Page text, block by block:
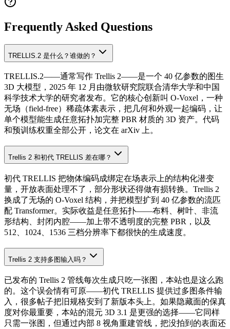
Frequently Asked Questions
TRELLIS.2 是什么？谁做的？
TRELLIS.2——通常写作 Trellis 2——是一个 40 亿参数的图生
3D 大模型，2025 年 12 月由微软研究院联合清华大学和中国
科学技术大学的研究者发布。它的核心创新叫 O-Voxel，一种
无场（field-free）稀疏体素表示，把几何和外观一起编码，让
单个模型能生成任意拓扑加完整 PBR 材质的 3D 资产。代码
和预训练权重全部公开，论文在 arXiv 上。
Trellis 2 和初代 TRELLIS 差在哪？
初代 TRELLIS 把物体编码成绑定在场表示上的结构化潜变
量，开放表面处理不了，部分形状还得做有损转换。Trellis 2
换成了无场的 O-Voxel 结构，并把模型扩到 40 亿参数的流匹
配 Transformer。实际收益是任意拓扑——布料、树叶、非流
形结构、封闭内腔——加上带不透明度的完整 PBR，以及
512、1024、1536 三档分辨率下都很快的生成速度。
Trellis 2 支持多图输入吗？
已发布的 Trellis 2 管线每次生成只吃一张图，本站也是这么跑
的。这个误会情有可原——初代 TRELLIS 提供过多图条件输
入，很多帖子把旧规格安到了新版本头上。如果隐藏面的保真
度对你最重要，本站的混元 3D 3.1 是更强的选择——它同样
只需一张图，但通过内部 8 视角重建管线，把没拍到的表面还